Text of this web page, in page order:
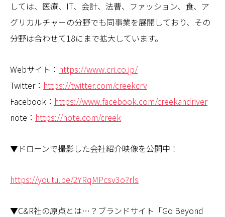
しては、医療、IT、会計、法曹、ファッション、食、ア
グリカルチャーの分野でも同事業を展開しており、その
分野は合わせて18にまで拡大しています。
Webサイト： https://www.cri.co.jp/
Twitter： https://twitter.com/creekcrv
Facebook： https://www.facebook.com/creekandriver
note： https://note.com/creek
▼ドローンで撮影した会社紹介映像を公開中！
https://youtu.be/2YRqMPcsv3o?rls
▼C&R社の原点とは…？ブランドサイト「Go Beyond